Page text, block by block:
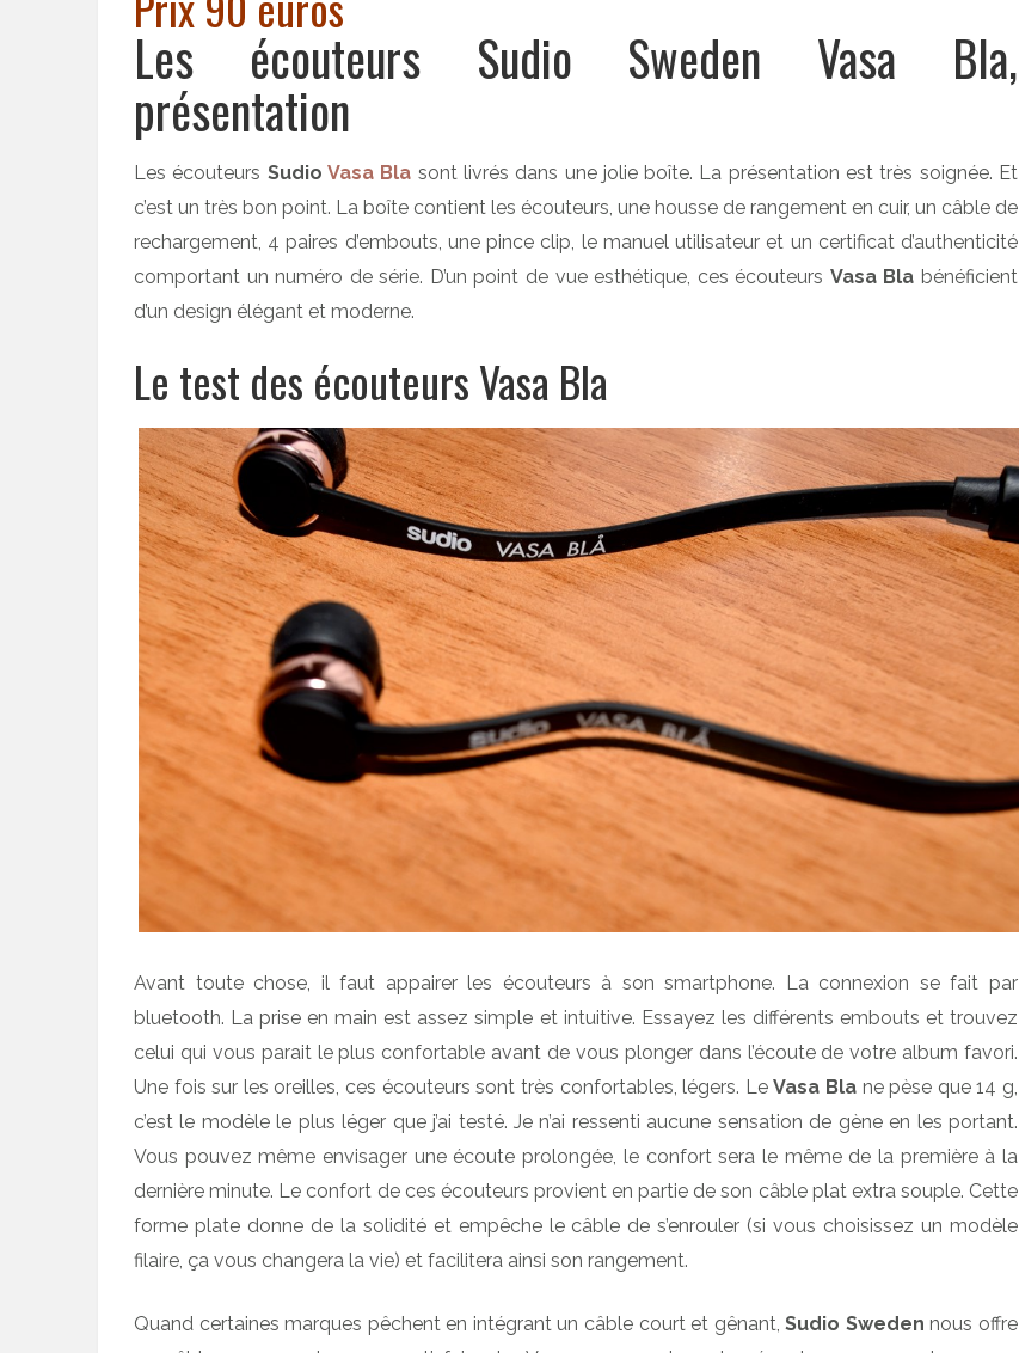
Les écouteurs Sudio Sweden Vasa Bla,
présentation
Les écouteurs Sudio Vasa Bla sont livrés dans une jolie boîte. La présentation est très soignée. Et
c’est un très bon point. La boîte contient les écouteurs, une housse de rangement en cuir, un câble de
rechargement, 4 paires d’embouts, une pince clip, le manuel utilisateur et un certificat d’authenticité
comportant un numéro de série. D’un point de vue esthétique, ces écouteurs Vasa Bla bénéficient
d’un design élégant et moderne.
Le test des écouteurs Vasa Bla
Avant toute chose, il faut appairer les écouteurs à son smartphone. La connexion se fait par
bluetooth. La prise en main est assez simple et intuitive. Essayez les différents embouts et trouvez
celui qui vous parait le plus confortable avant de vous plonger dans l’écoute de votre album favori.
Une fois sur les oreilles, ces écouteurs sont très confortables, légers. LeVasa Blane pèse que 14 g,
c’est le modèle le plus léger que j’ai testé. Je n’ai ressenti aucune sensation de gène en les portant.
Vous pouvez même envisager une écoute prolongée, le confort sera le même de la première à la
dernière minute. Le confort de ces écouteurs provient en partie de son câble plat extra souple. Cette
forme plate donne de la solidité et empêche le câble de s’enrouler (si vous choisissez un modèle
filaire, ça vous changera la vie) et facilitera ainsi son rangement.
Quand certaines marques pêchent en intégrant un câble court et gênant,Sudio Sweden nous offre